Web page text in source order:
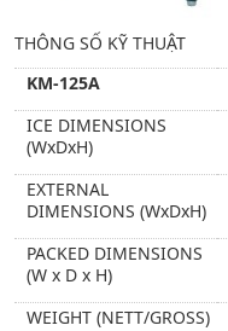
THÔNG SỐ KỸ THUẬT
KM-125A
ICE DIMENSIONS
(WxDxH)
EXTERNAL
DIMENSIONS (WxDxH)
PACKED DIMENSIONS
(W x D x H)
WEIGHT (NETT/GROSS)